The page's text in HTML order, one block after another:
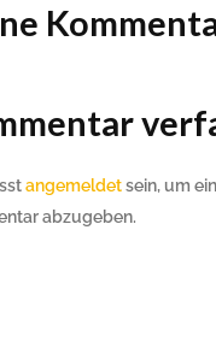
angemeldetsein, um
abzugeben.